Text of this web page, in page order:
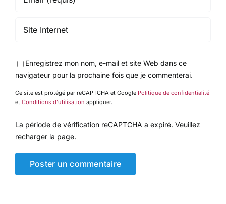
Enregistrez mon nom, e-mail et site Web dans ce
navigateur pour la prochaine fois que je commenterai.
Ce site est protégé par reCAPTCHA et Google Politique de confidentialité
et Conditions d'utilisation appliquer.
La période de vérification reCAPTCHA a expiré. Veuillez
recharger la page.